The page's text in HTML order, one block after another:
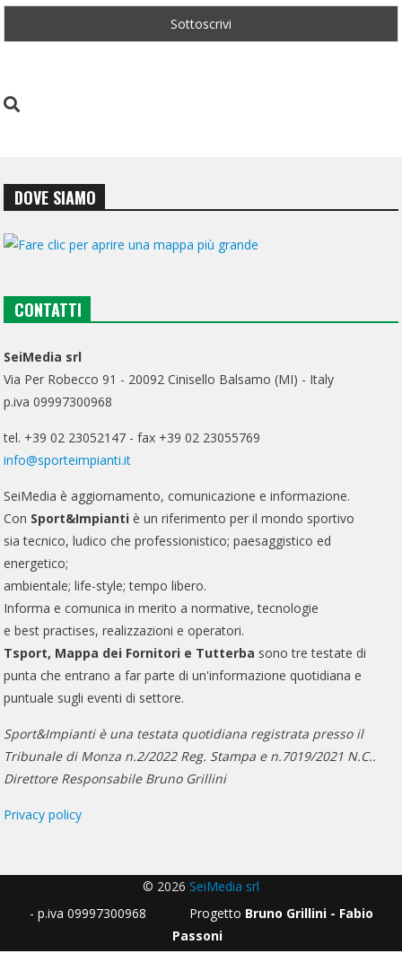
DOVE SIAMO
CONTATTI
SeiMedia srl
Via Per Robecco 91 - 20092 Cinisello Balsamo (MI) - Italy
p.iva 09997300968
tel. +39 02 23052147 - fax +39 02 23055769
info@sporteimpianti.it
SeiMedia è aggiornamento, comunicazione e informazione.
Con Sport&Impianti è un riferimento per il mondo sportivo
sia tecnico, ludico che professionistico; paesaggistico ed
energetico;
ambientale; life-style; tempo libero.
Informa e comunica in merito a normative, tecnologie
e best practises, realizzazioni e operatori.
Tsport, Mappa dei Fornitori e Tutterba sono tre testate di
punta che entrano a far parte di un'informazione quotidiana e
puntuale sugli eventi di settore.
Sport&Impianti è una testata quotidiana registrata presso il
Tribunale di Monza n.2/2022 Reg. Stampa e n.7019/2021 N.C..
Direttore Responsabile Bruno Grillini
Privacy policy
© 2026 SeiMedia srl
- p.iva 09997300968 Progetto Bruno Grillini - Fabio
Passoni